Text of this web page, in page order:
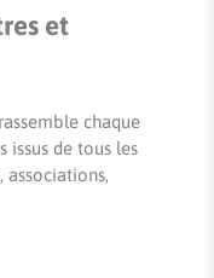
et
chaque
issus de tous les
associations,